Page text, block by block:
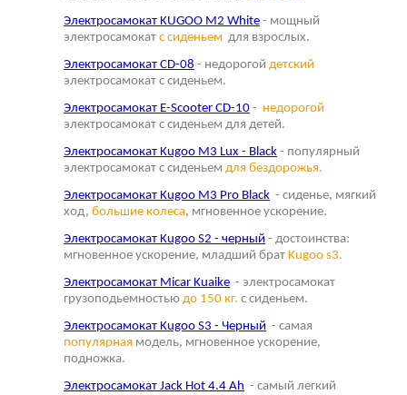
Электросамокат KUGOO M2 White - мощный
электросамокат с сиденьем для взрослых.
Электросамокат CD-08 - недорогой детский
электросамокат с сиденьем.
Электросамокат E-Scooter CD-10 - недорогой
электросамокат с сиденьем для детей.
Электросамокат Kugoo M3 Lux - Black - популярный
электросамокат с сиденьем для бездорожья.
Электросамокат Kugoo M3 Pro Black - сиденье, мягкий
ход, большие колеса, мгновенное ускорение.
Электросамокат Kugoo S2 - черный - достоинства:
мгновенное ускорение, младший брат Kugoo s3.
Электросамокат Micar Kuaike - электросамокат
грузоподьемностью до 150 кг. с сиденьем.
Электросамокат Kugoo S3 - Черный - самая
популярная модель, мгновенное ускорение,
подножка.
Электросамокат Jack Hot 4.4 Ah - самый легкий